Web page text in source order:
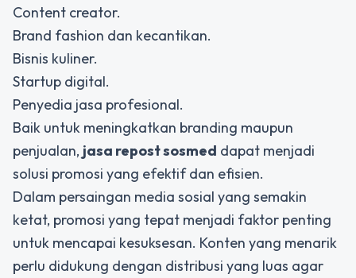
Content creator.
Brand fashion dan kecantikan.
Bisnis kuliner.
Startup digital.
Penyedia jasa profesional.
Baik untuk meningkatkan branding maupun
penjualan, jasa repost sosmed dapat menjadi
solusi promosi yang efektif dan efisien.
Dalam persaingan media sosial yang semakin
ketat, promosi yang tepat menjadi faktor penting
untuk mencapai kesuksesan. Konten yang menarik
perlu didukung dengan distribusi yang luas agar